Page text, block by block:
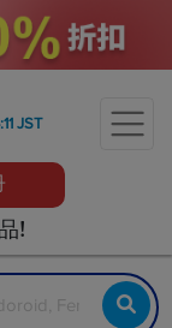
JST
!